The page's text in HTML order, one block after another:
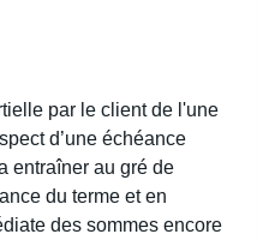
par le client de l'une
d’une échéance
entraîner au gré de
du terme et en
des sommes encore